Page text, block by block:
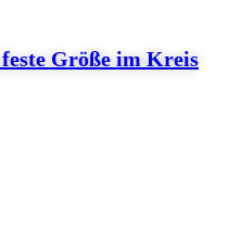
Größe im Kreis